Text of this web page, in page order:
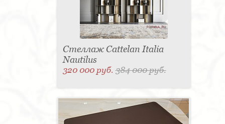
Стеллаж Cattelan Italia
Nautilus
320 000 руб.384 000 руб.